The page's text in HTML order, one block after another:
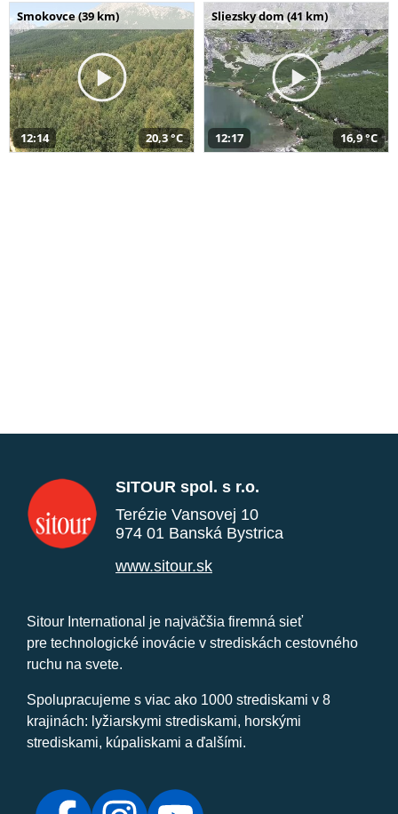
Smokovce (39 km)
12:14 20,3 °C
Sliezsky dom (41 km)
12:17 16,9 °C
SITOUR spol. s r.o.
Terézie Vansovej 10
974 01 Banská Bystrica
www.sitour.sk
Sitour International je najväčšia firemná sieť
pre technologické inovácie v strediskách cestovného
ruchu na svete.
Spolupracujeme s viac ako 1000 strediskami v 8
krajinách: lyžiarskymi strediskami, horskými
strediskami, kúpaliskami a ďalšími.